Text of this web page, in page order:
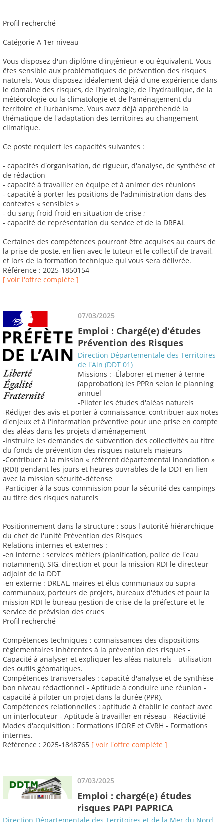
Profil recherché
Catégorie A 1er niveau
Vous disposez d'un diplôme d'ingénieur-e ou équivalent. Vous
êtes sensible aux problématiques de prévention des risques
naturels. Vous disposez idéalement déjà d'une expérience dans
le domaine des risques, de l'hydrologie, de l'hydraulique, de la
météorologie ou la climatologie et de l'aménagement du
territoire et l'urbanisme. Vous avez déjà appréhendé la
thématique de l'adaptation des territoires au changement
climatique.
Ce poste requiert les capacités suivantes :
- capacités d'organisation, de rigueur, d'analyse, de synthèse et
de rédaction
- capacité à travailler en équipe et à animer des réunions
- capacité à porter les positions de l'administration dans des
contextes « sensibles »
- du sang-froid froid en situation de crise ;
- capacité de représentation du service et de la DREAL
Certaines des compétences pourront être acquises au cours de
la prise de poste, en lien avec le tuteur et le collectif de travail,
et lors de la formation technique qui vous sera délivrée.
Référence : 2025-1850154
[ voir l'offre complète ]
07/03/2025
Emploi : Chargé(e) d'études
Prévention des Risques
Direction Départementale des Territoires
de l'Ain (DDT 01)
Missions : -Élaborer et mener à terme
(approbation) les PPRn selon le planning
annuel
-Piloter les études d'aléas naturels
-Rédiger des avis et porter à connaissance, contribuer aux notes
d'enjeux et à l'information préventive pour une prise en compte
des aléas dans les projets d'aménagement
-Instruire les demandes de subvention des collectivités au titre
du fonds de prévention des risques naturels majeurs
-Contribuer à la mission « référent départemental inondation »
(RDI) pendant les jours et heures ouvrables de la DDT en lien
avec la mission sécurité-défense
-Participer à la sous-commission pour la sécurité des campings
au titre des risques naturels
Positionnement dans la structure : sous l'autorité hiérarchique
du chef de l'unité Prévention des Risques
Relations internes et externes :
-en interne : services métiers (planification, police de l'eau
notamment), SIG, direction et pour la mission RDI le directeur
adjoint de la DDT
-en externe : DREAL, maires et élus communaux ou supra-
communaux, porteurs de projets, bureaux d'études et pour la
mission RDI le bureau gestion de crise de la préfecture et le
service de prévision des crues
Profil recherché
Compétences techniques : connaissances des dispositions
réglementaires inhérentes à la prévention des risques -
Capacité à analyser et expliquer les aléas naturels - utilisation
des outils géomatiques.
Compétences transversales : capacité d'analyse et de synthèse -
bon niveau rédactionnel - Aptitude à conduire une réunion -
capacité à piloter un projet dans la durée (PPR).
Compétences relationnelles : aptitude à établir le contact avec
un interlocuteur - Aptitude à travailler en réseau - Réactivité
Modes d'acquisition : Formations IFORE et CVRH - Formations
internes.
Référence : 2025-1848765 [ voir l'offre complète ]
07/03/2025
Emploi : chargé(e) études
risques PAPI PAPRICA